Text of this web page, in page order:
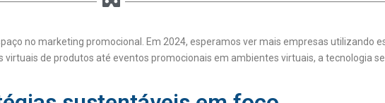
no marketing promocional. Em 2024, esperamos ver mais empresas utilizando
de produtos até eventos promocionais em ambientes virtuais, a tecnologia